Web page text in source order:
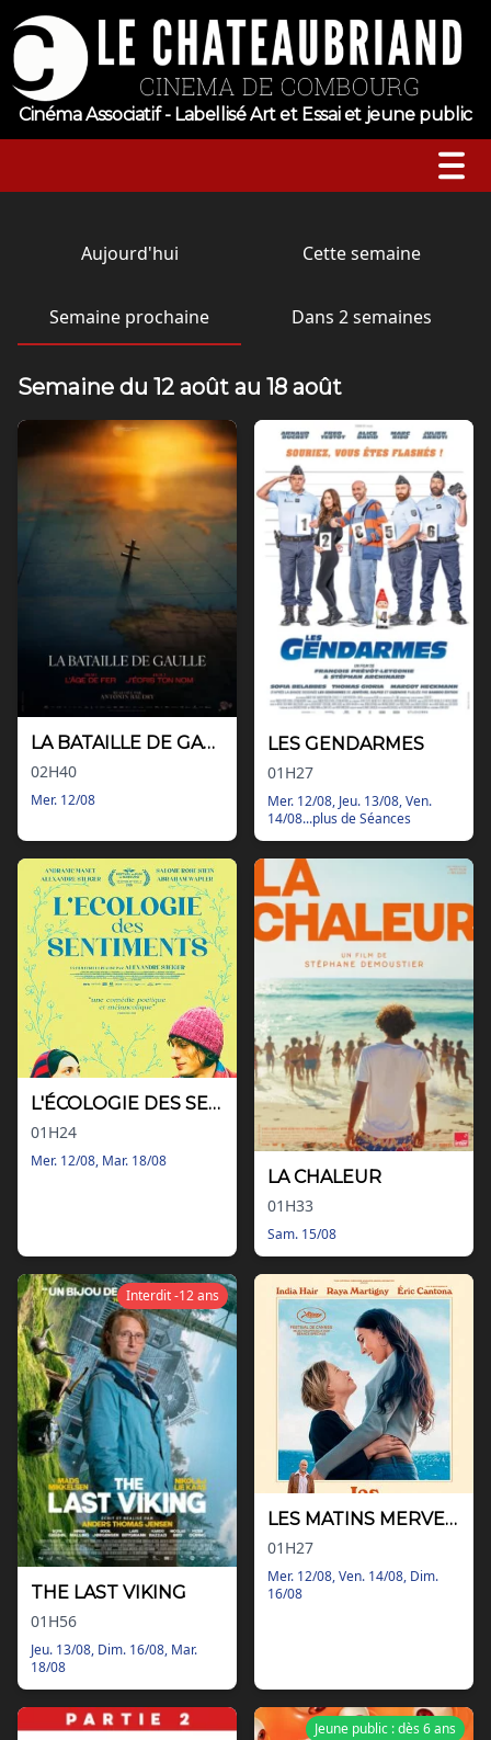
Cinéma Associatif - Labellisé Art et Essai et jeune public
Jeune public
Tarifs
Nos tarifs
Via Ozzak.fr
Contact
Nous contacter
Facebook
Instagram
Aujourd'hui Cette semaine
Semaine prochaine Dans 2 semaines
Semaine du 12 août au 18 août
LA BATAILLE DE GAULLE - PARTIE 1 : L'ÂGE DE FER
02H40
Mer. 12/08
LES GENDARMES
01H27
Mer. 12/08, Jeu. 13/08, Ven.
14/08...plus de Séances
L'ÉCOLOGIE DES SENTIMENTS
01H24
Mer. 12/08, Mar. 18/08
LA CHALEUR
01H33
Sam. 15/08
Interdit -12 ans
THE LAST VIKING
01H56
Jeu. 13/08, Dim. 16/08, Mar.
18/08
LES MATINS MERVEILLEUX
01H27
Mer. 12/08, Ven. 14/08, Dim.
16/08
Jeune public : dès 6 ans